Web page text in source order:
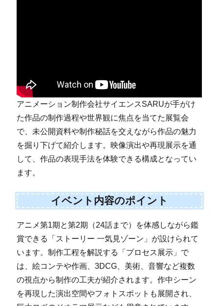
アニメーション制作会社サイエンスSARUが手がけ
た作品の制作過程や世界観に焦点を当てた展覧会
で、未公開資料や制作秘話を交えながら作品の魅力
を掘り下げて紹介します。映像演出や再現展示を通
して、作品の表現手法を体験できる構成となってい
ます。
イベント内容のポイント
アニメ第1期と第2期（24話まで）を体感しながら鑑
賞できる「ストーリー 一気見ゾーン」が設けられて
います。制作工程を解説する「プロセス展示」で
は、絵コンテや作画、3DCG、美術、音響など複数
の視点から制作の工夫が紹介されます。作中シーン
を再現した演出空間やフォトスポットも展開され、